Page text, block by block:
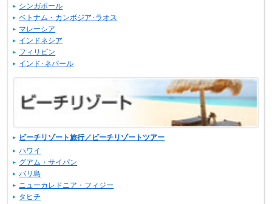
シンガポール
ベトナム・カンボジア･ラオス
マレーシア
インドネシア
フィリピン
インド･ネパール
ビーチリゾート旅行／ビーチリゾートツアー
ハワイ
グアム・サイパン
バリ島
ニューカレドニア・フィジー
タヒチ